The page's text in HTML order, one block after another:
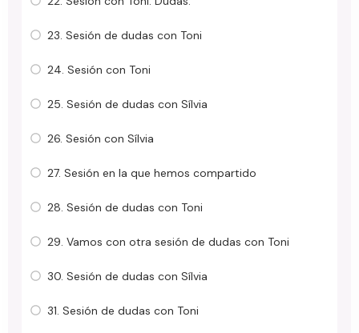
23. Sesión de dudas con Toni
24. Sesión con Toni
25. Sesión de dudas con Sílvia
26. Sesión con Sílvia
27. Sesión en la que hemos compartido
28. Sesión de dudas con Toni
29. Vamos con otra sesión de dudas con Toni
30. Sesión de dudas con Sílvia
31. Sesión de dudas con Toni